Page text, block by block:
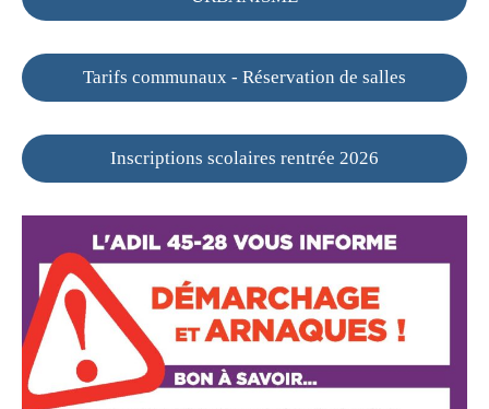
Tarifs communaux - Réservation de salles
Inscriptions scolaires rentrée 2026